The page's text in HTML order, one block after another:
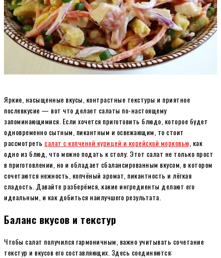
Яркие, насыщенные вкусы, контрастные текстуры и приятное
послевкусие — вот что делает салаты по-настоящему
запоминающимися. Если хочется приготовить блюдо, которое будет
одновременно сытным, пикантным и освежающим, то стоит
рассмотреть салат с копченой курицей и корейской морковью , как
одно из блюд, что можно подать к столу. Этот салат не только прост
в приготовлении, но и обладает сбалансированным вкусом, в котором
сочетаются нежность, копчёный аромат, пикантность и лёгкая
сладость. Давайте разберёмся, какие ингредиенты делают его
идеальным, и как добиться наилучшего результата.
Баланс вкусов и текстур
Чтобы салат получился гармоничным, важно учитывать сочетание
текстур и вкусов его составляющих. Здесь соединяются: